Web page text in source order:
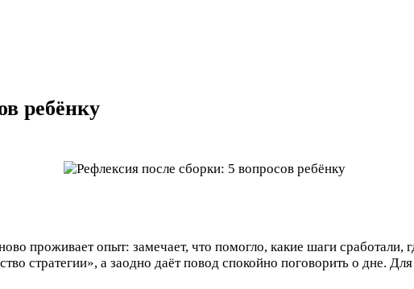
ребёнку
проживает опыт: замечает, что помогло, какие шаги
стратегии», а заодно даёт повод спокойно поговорить о дне.